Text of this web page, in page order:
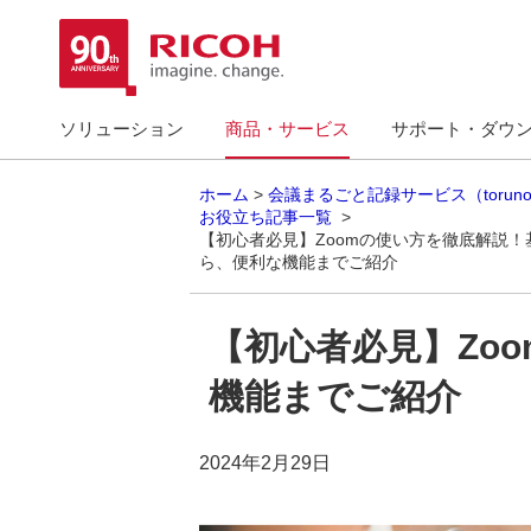
ソリューション 商品・サービス サポート・ダウ
ホーム
会議まるごと記録サービス（
お役立ち記事一覧
【初心者必見】Zoomの使い方を徹底解説
ら、便利な機能までご紹介
【初心者必見】
機能までご紹介
2024年2月29日